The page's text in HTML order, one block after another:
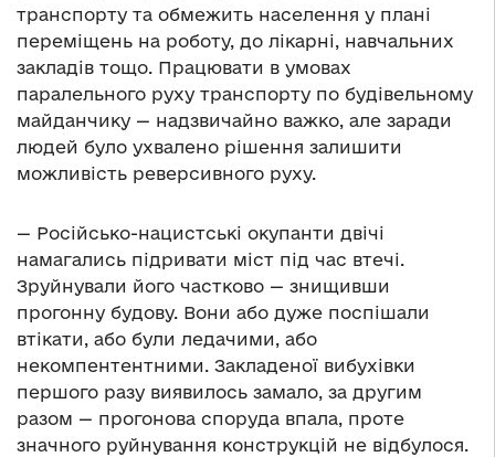
транспорту та обмежить населення у плані
переміщень на роботу, до лікарні, навчальних
закладів тощо. Працювати в умовах
паралельного руху транспорту по будівельному
майданчику — надзвичайно важко, але заради
людей було ухвалено рішення залишити
можливість реверсивного руху.
— Російсько-нацистські окупанти двічі
намагались підривати міст під час втечі.
Зруйнували його частково — знищивши
прогонну будову. Вони або дуже поспішали
втікати, або були ледачими, або
некомпентентними. Закладеної вибухівки
першого разу виявилось замало, за другим
разом — прогонова споруда впала, проте
значного руйнування конструкцій не відбулося.